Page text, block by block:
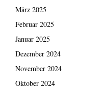
März 2025
Februar 2025
Januar 2025
Dezember 2024
November 2024
Oktober 2024